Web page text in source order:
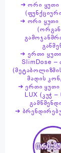
➔ ორი ყუთი
➔ ორი ყუთი
➔ ერთი
SlimDose –
მადის
➔ ერთი ყუთი
LUX (კუჭ –
➔